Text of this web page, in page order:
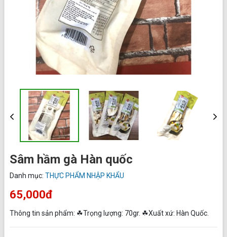
Sâm hầm gà Hàn quốc
Danh mục: THỰC PHẨM NHẬP KHẨU
65,000đ
Thông tin sản phẩm: ☘Trọng lượng: 70gr. ☘Xuất xứ: Hàn Quốc.